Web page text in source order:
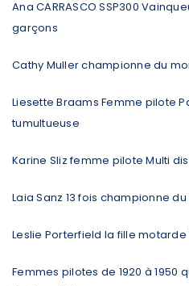
Ana CARRASCO SSP300
garçons
Cathy Muller championne du
Liesette Braams Femme pilote
tumultueuse
Karine Sliz femme pilote Multi
Laia Sanz 13 fois championne
Leslie Porterfield la fille
Femmes pilotes de 1920 à 1950